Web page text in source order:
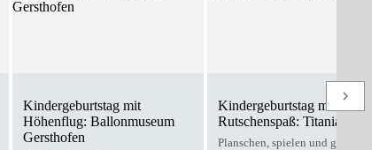
Kindergeburtstag mit
Höhenflug: Ballonmuseum
Gersthofen
Kindergeburtstag mit
Rutschenspaß: Titania
Planschen, spielen und